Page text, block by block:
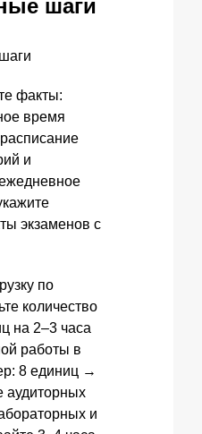
шаги
факты:
время
и
экзаменов с
по
количество
на 2–3 часа
работы в
8 единиц →
аудиторных
и